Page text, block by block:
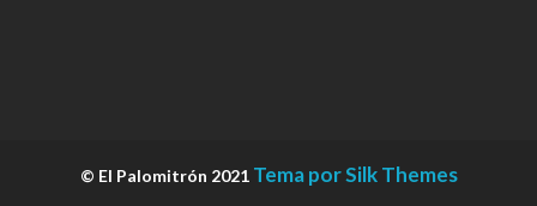
© El Palomitrón 2021 Tema por Silk Themes